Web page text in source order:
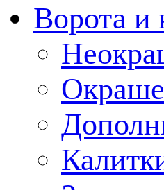
Ворота и